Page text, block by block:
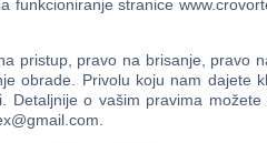
funkcioniranje stranice
pristup, pravo na brisanje, pravo
obrade. Privolu koju nam dajete
Detaljnije o vašim pravima možete